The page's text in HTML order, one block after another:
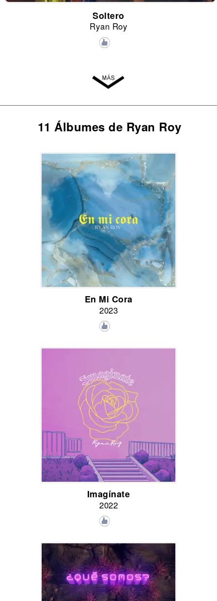
Soltero
Ryan Roy
11 Álbumes de Ryan Roy
En Mi Cora
2023
Imagínate
2022